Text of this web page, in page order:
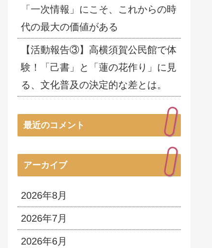
「一次情報」にこそ、これからの時
代の最大の価値がある
【活動報告③】高横須賀公民館で体
験！「己書」と「蓮の花作り」に見
る、文化普及の決定的な差とは。
最近のコメント
アーカイブ
2026年8月
2026年7月
2026年6月